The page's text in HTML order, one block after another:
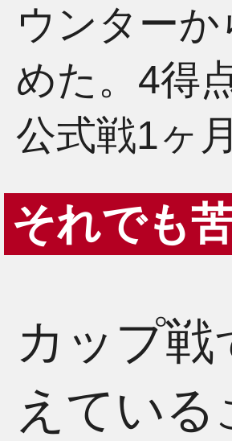
ウンター
めた。4得
公式戦1ヶ
それでも
カップ戦
えている